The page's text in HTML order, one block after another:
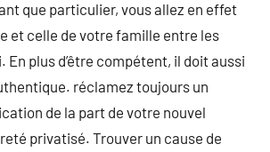
que particulier, vous allez en effet
et celle de votre famille entre les
En plus d’être compétent, il doit aussi
réclamez toujours un
de la part de votre nouvel
privatisé. Trouver un cause de